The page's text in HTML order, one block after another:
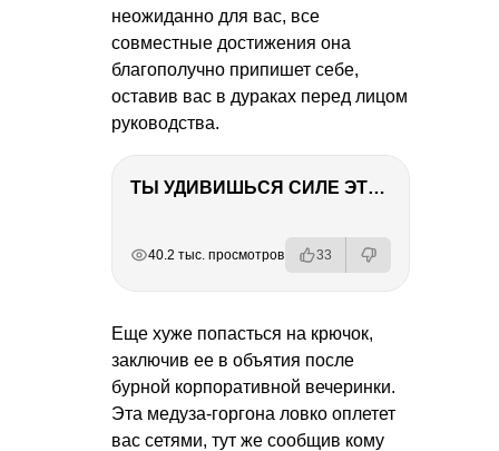
неожиданно для вас, все
совместные достижения она
благополучно припишет себе,
оставив вас в дураках перед лицом
руководства.
ТЫ УДИВИШЬСЯ СИЛЕ ЭТО ЧЕЛОВЕКА! Блог о нашей поездке в Вышний Волочек
40.2 тыс. просмотров 33
Еще хуже попасться на крючок,
заключив ее в объятия после
бурной корпоративной вечеринки.
Эта медуза-горгона ловко оплетет
вас сетями, тут же сообщив кому